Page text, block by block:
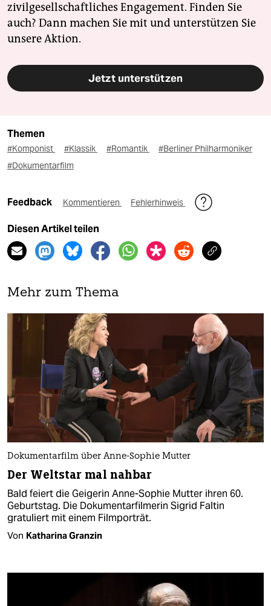
zivilgesellschaftliches Engagement. Finden Sie
auch? Dann machen Sie mit und unterstützen Sie
unsere Aktion.
Jetzt unterstützen
Themen
#Komponist #Klassik #Romantik
#Berliner Philharmoniker
#Dokumentarfilm
Feedback Kommentieren Fehlerhinweis
Diesen Artikel teilen
Mehr zum Thema
Dokumentarfilm über Anne-Sophie Mutter
Der Weltstar mal nahbar
Bald feiert die Geigerin Anne-Sophie Mutter ihren 60.
Geburtstag. Die Dokumentarfilmerin Sigrid Faltin
gratuliert mit einem Filmporträt.
Von Katharina Granzin